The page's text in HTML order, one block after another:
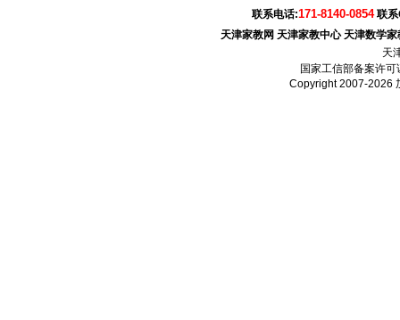
联系电话:171-8140-0854 联
天津家教网 天津家教中心 天津数学家
天
国家工信部备案许可
Copyright 2007-2026